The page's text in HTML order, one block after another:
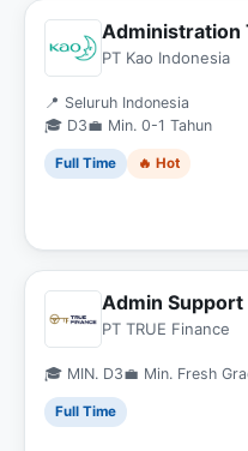
Administration
PT Kao Indonesia
📍 Seluruh Indonesia
🎓 D3💼 Min. 0-1 Tahun
Full Time 🔥 Hot
Admin
PT TRUE Finance
🎓 MIN. D3💼 Min. Fresh
Full Time